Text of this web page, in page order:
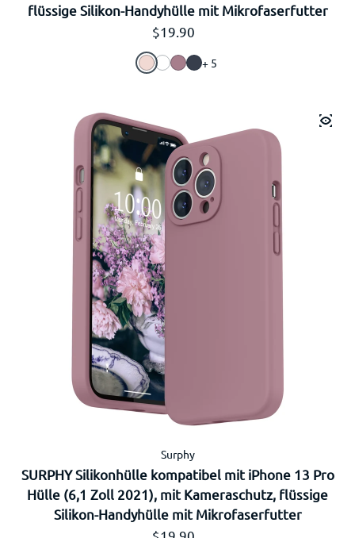
flüssige Silikon-Handyhülle mit Mikrofaserfutter
Regulärer Preis
$19.90
+ 5
Surphy
SURPHY Silikonhülle kompatibel mit iPhone 13 Pro
Hülle (6,1 Zoll 2021), mit Kameraschutz, flüssige
Silikon-Handyhülle mit Mikrofaserfutter